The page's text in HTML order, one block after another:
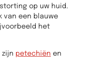
op uw huid.
van een blauwe
het
zijn petechiën en